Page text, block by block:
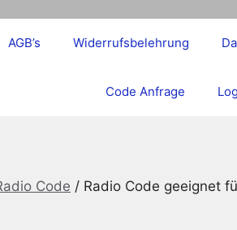
AGB’s Widerrufsbelehrung
Code Anfrage
Code / Radio Code geeignet